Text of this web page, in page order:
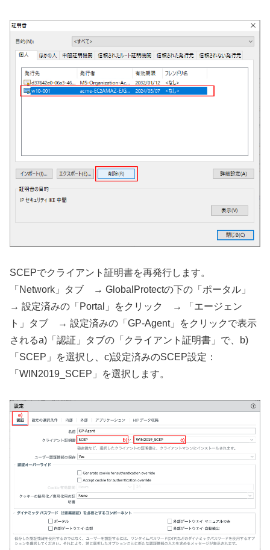
SCEPでクライアント証明書を再発行します。
「Network」タブ → GlobalProtectの下の「ポータル」
→ 設定済みの「Portal」をクリック → 「エージェン
ト」タブ → 設定済みの「GP-Agent」をクリックで表示
されるa)「認証」タブの「クライアント証明書」で、b)
「SCEP」を選択し、c)設定済みのSCEP設定：
「WIN2019_SCEP」を選択します。